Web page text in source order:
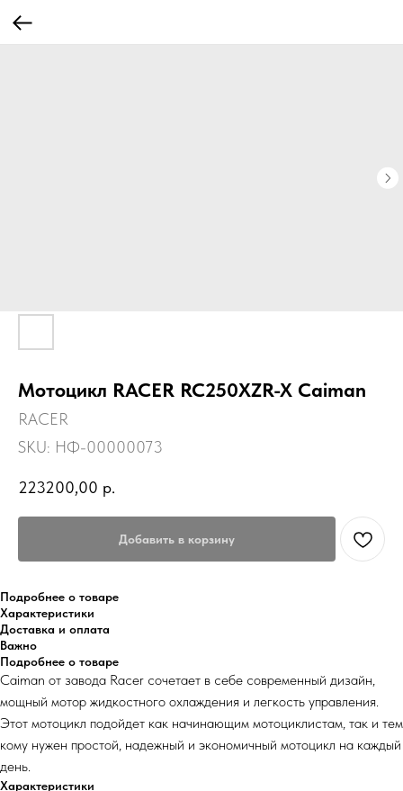
Мотоцикл RACER RC250XZR-X Caiman
RACER
SKU: НФ-00000073
223200,00 р.
Добавить в корзину
Подробнее о товаре
Характеристики
Доставка и оплата
Важно
Подробнее о товаре
Caiman от завода Racer сочетает в себе современный дизайн,
мощный мотор жидкостного охлаждения и легкость управления.
Этот мотоцикл подойдет как начинающим мотоциклистам, так и тем
кому нужен простой, надежный и экономичный мотоцикл на каждый
день.
Характеристики